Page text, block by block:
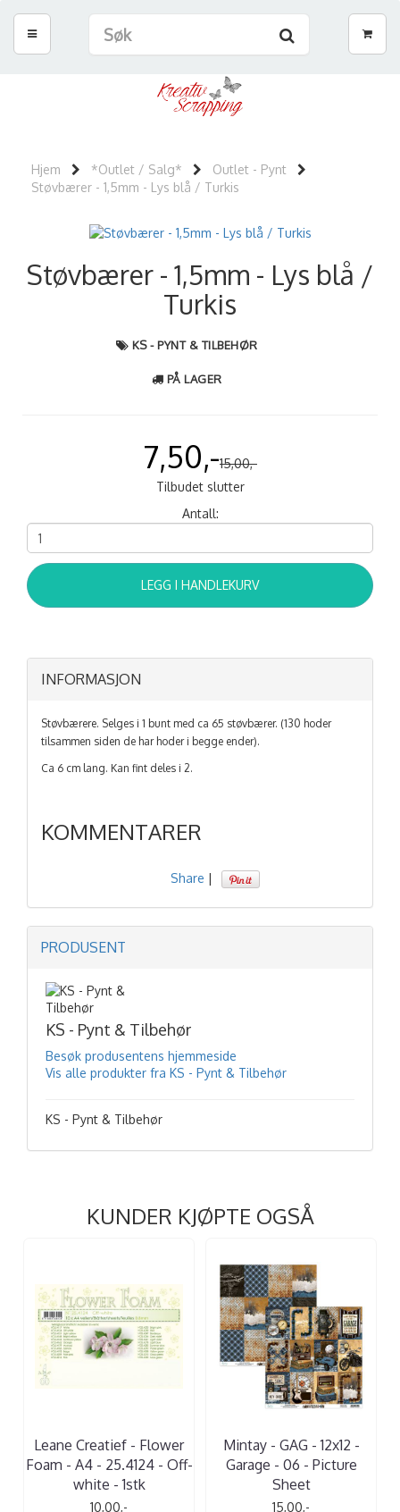
Hjem *Outlet / Salg*
Outlet - Pynt
Støvbærer - 1,5mm - Lys blå / Turkis
Støvbærer - 1,5mm - Lys blå /
Turkis
KS - PYNT & TILBEHØR
PÅ LAGER
7,50,-15,00,-
Tilbudet slutter
Antall:
LEGG I HANDLEKURV
INFORMASJON
Støvbærere. Selges i 1 bunt med ca 65 støvbærer. (130 hoder
tilsammen siden de har hoder i begge ender).
Ca 6 cm lang. Kan fint deles i 2.
KOMMENTARER
Share |
PRODUSENT
KS - Pynt & Tilbehør
Besøk produsentens hjemmeside
Vis alle produkter fra KS - Pynt & Tilbehør
KS - Pynt & Tilbehør
KUNDER KJØPTE OGSÅ
Leane Creatief - Flower
Foam - A4 - 25.4124 - Off-
white - 1stk
10,00,-
Mintay - GAG - 12x12 -
Garage - 06 - Picture
Sheet
15,00,-